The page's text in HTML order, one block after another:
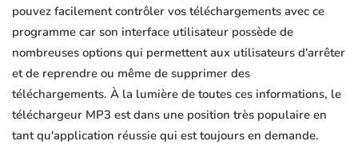
pouvez facilement contrôler vos téléchargements avec ce
programme car son interface utilisateur possède de
nombreuses options qui permettent aux utilisateurs d'arrêter
et de reprendre ou même de supprimer des
téléchargements. À la lumière de toutes ces informations, le
téléchargeur MP3 est dans une position très populaire en
tant qu'application réussie qui est toujours en demande.